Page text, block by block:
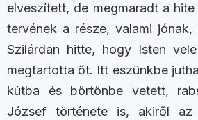
elveszített, de megmaradt a
tervének a része, valami
Szilárdan hitte, hogy Isten
megtartotta őt. Itt eszünkbe
kútba és börtönbe vetett,
József története is, akiről